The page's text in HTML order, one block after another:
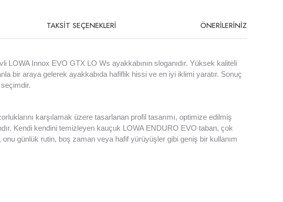
TAKSİT SEÇENEKLERİ ÖNERİLERİNİZ
Innox EVO GTX LO Ws ayakkabının sloganıdır. Yüksek kaliteli
bir araya gelerek ayakkabıda hafiflik hissi ve en iyi iklimi yaratır. Sonuç
karşılamak üzere tasarlanan profil tasarımı, optimize edilmiş
Kendi kendini temizleyen kauçuk LOWA ENDURO EVO taban, çok
günlük rutin, boş zaman veya hafif yürüyüşler gibi geniş bir kullanım